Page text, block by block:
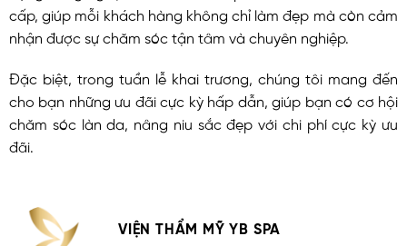
cấp, giúp mỗi khách hàng không chỉ làm đẹp mà còn cảm
nhận được sự chăm sóc tận tâm và chuyên nghiệp.
Đặc biệt, trong tuần lễ khai trương, chúng tôi mang đến
cho bạn những ưu đãi cực kỳ hấp dẫn, giúp bạn có cơ hội
chăm sóc làn da, nâng niu sắc đẹp với chi phí cực kỳ ưu
đãi.
VIỆN THẨM MỸ YB SPA